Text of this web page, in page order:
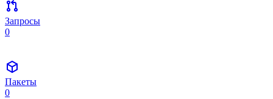
Запросы
0
Пакеты
0